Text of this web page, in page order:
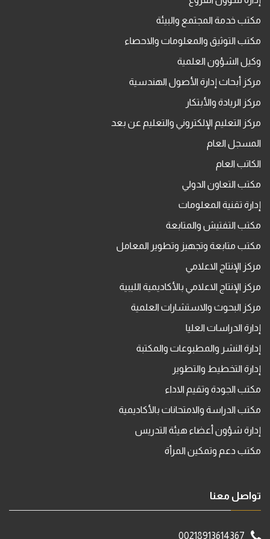
مكتب خدمة المجتمع والبيئة
مكتب التوثيق والمعلومات والاحصاء
وكيل الشؤون العلمية
مركز أبحاث إدارة الأصول الهندسية
مركز الريادة والأبتكار
مركز التعليم الإلكتروني والتعليم عن بعد
المسجل العام
الكاتب العام
مكتب التعاون الدولي
إدارة تقنية المعلومات
مكتب التفتيش والمتابعة
مكتب متابعة وتجهيز وتطوير المعامل
مركز الإنتاج الاعلامي
مركز الإنتاج الاعلامي بالأكاديمية الليبية
مركز البحوث والاستشارات العلمية
إدارة الدراسات العليا
إدارة النشر والمطبوعات والمكتبة
إدارة التخطيط والتطوير
مكتب الجودة وتقيم الاداء
مكتب الدراسة والامتحانات بالأكاديمية
إدارة شؤون أعضاء هيئة التدريس
مكتب دعم وتمكين المرأة
تواصل معنا
00218913614367